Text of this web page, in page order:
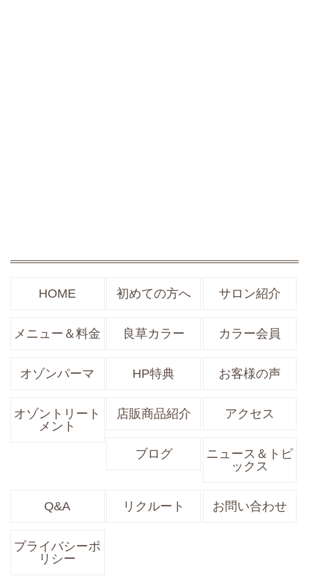
HOME 初めての方へ サロン紹介
メニュー＆料金 良草カラー カラー会員
オゾンパーマ HP特典 お客様の声
オゾントリート
メント
店販商品紹介 アクセス
ブログ
ニュース＆トピ
ックス
Q&A リクルート お問い合わせ
プライバシーポ
リシー